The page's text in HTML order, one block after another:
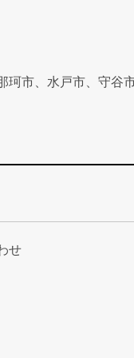
珂市、水戸市、守谷
せ